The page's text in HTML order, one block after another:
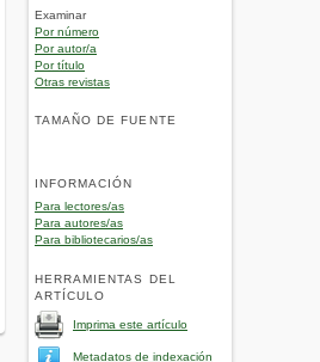
Examinar
Por número
Por autor/a
Por título
Otras revistas
TAMAÑO DE FUENTE
INFORMACIÓN
Para lectores/as
Para autores/as
Para bibliotecarios/as
HERRAMIENTAS DEL
ARTÍCULO
Imprima este artículo
Metadatos de indexación